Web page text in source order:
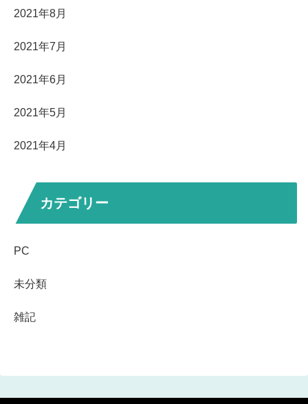
2021年8月
2021年7月
2021年6月
2021年5月
2021年4月
カテゴリー
PC
未分類
雑記